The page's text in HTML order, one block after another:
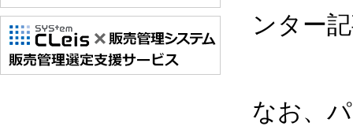
ンター
なお、